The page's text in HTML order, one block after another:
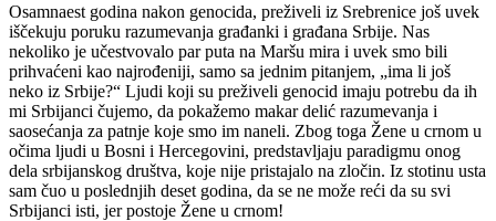
Osamnaest godina nakon genocida, preživeli iz Srebrenice još uvek
iščekuju poruku razumevanja građanki i građana Srbije. Nas
nekoliko je učestvovalo par puta na Maršu mira i uvek smo bili
prihvaćeni kao najrođeniji, samo sa jednim pitanjem, „ima li još
neko iz Srbije?“ Ljudi koji su preživeli genocid imaju potrebu da ih
mi Srbijanci čujemo, da pokažemo makar delić razumevanja i
saosećanja za patnje koje smo im naneli. Zbog toga Žene u crnom u
očima ljudi u Bosni i Hercegovini, predstavljaju paradigmu onog
dela srbijanskog društva, koje nije pristajalo na zločin. Iz stotinu usta
sam čuo u poslednjih deset godina, da se ne može reći da su svi
Srbijanci isti, jer postoje Žene u crnom!